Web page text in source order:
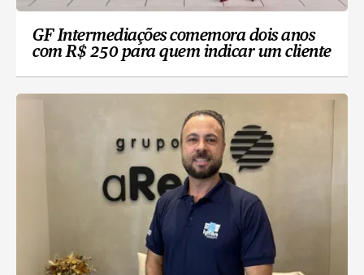
GF Intermediações comemora dois anos
com R$ 250 para quem indicar um cliente